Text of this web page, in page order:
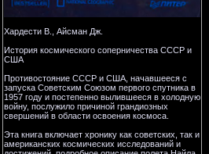
Хардести В., Айсман Дж.
История космического соперничества СССР и
США
Противостояние СССР и США, начавшееся с
запуска Советским Союзом первого спутника в
1957 году и постепенно вылившееся в холодную
войну, послужило причиной грандиозных
свершений в области освоения космоса.
Эта книга включает хронику как советских, так и
американских космических исследований и